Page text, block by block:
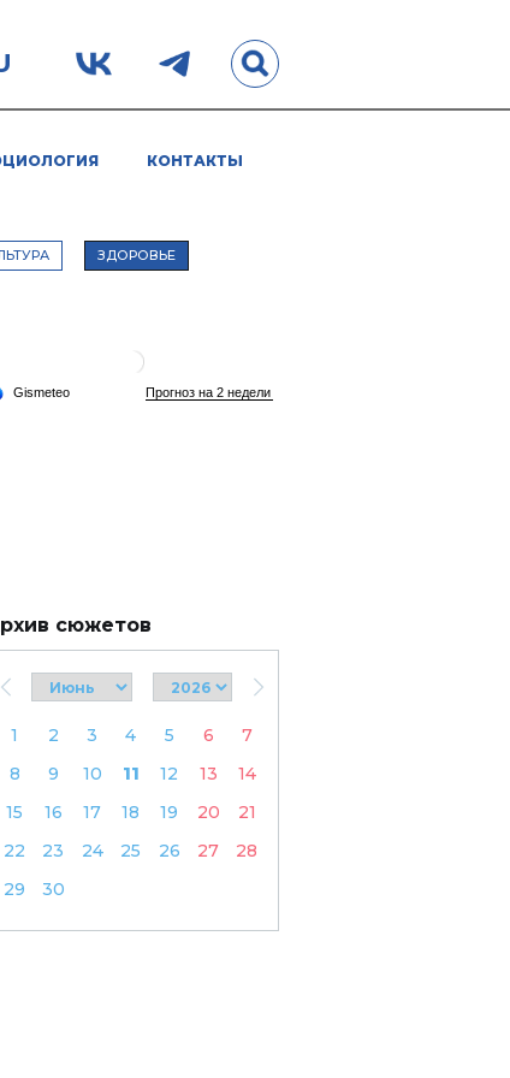
КОНТАКТЫ
ЗДОРОВЬЕ
сюжетов
1 2 3 4 5 6
7
8
9 10 11 12 13
14
15
16 17 18 19 20
21
22
23 24 25 26 27
28
29
30